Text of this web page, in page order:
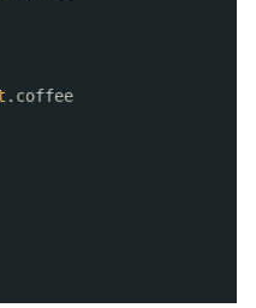
.coffee